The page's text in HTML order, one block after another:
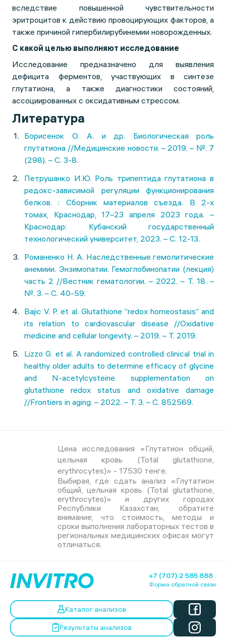
вследствие повышенной чувствительности
эритроцитов к действию провоцирующих факторов, а
также причиной гипербилирубинемии новорожденных.
С какой целью выполняют исследование
Исследование предназначено для выявления
дефицита ферментов, участвующих в синтезе
глутатиона, а также диагностики состояний,
ассоциированных с оксидативным стрессом.
Литература
Борисенок О. А. и др. Биологическая роль
глутатиона //Медицинские новости. – 2019. – №. 7
(298). – С. 3-8.
Петрушанко И.Ю. Роль трипептида глутатиона в
редокс-зависимой регуляции функционирования
белков. : Сборник материалов съезда. В 2-х
томах, Краснодар, 17–23 апреля 2023 года. –
Краснодар: Кубанский государственный
технологический университет, 2023. – С. 12-13.
Романенко Н. А. Наследственные гемолитические
анемиии. Энзимопатии. Гемоглобинопатии (лекция)
часть 2 //Вестник гематологии. – 2022. – Т. 18. –
№. 3. – С. 40-59.
Bajic V. P. et al. Glutathione “redox homeostasis” and
its relation to cardiovascular disease //Oxidative
medicine and cellular longevity. – 2019. – Т. 2019.
Lizzo G. et al. A randomized controlled clinical trial in
healthy older adults to determine efficacy of glycine
and N-acetylcysteine supplementation on
glutathione redox status and oxidative damage
//Frontiers in aging. – 2022. – Т. 3. – С. 852569.
Цена исследования «Глутатион общий,
цельная кровь (Total glutathione,
erythrocytes)» - 17530 тенге.
Выбирая, где сдать анализ «Глутатион
общий, цельная кровь (Total glutathione,
erythrocytes)» и других городах
Республики Казахстан, обратите
внимание, что стоимость, методы и
сроки выполнения лабораторных тестов в
региональных медицинских офисах могут
отличаться.
+7 (707) 2 585 888
Форма обратной связи
Каталог анализов
Результаты анализов